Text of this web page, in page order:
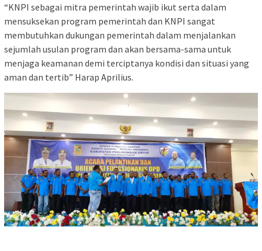
“KNPI sebagai mitra pemerintah wajib ikut serta dalam
mensuksekan program pemerintah dan KNPI sangat
membutuhkan dukungan pemerintah dalam menjalankan
sejumlah usulan program dan akan bersama-sama untuk
menjaga keamanan demi terciptanya kondisi dan situasi yang
aman dan tertib” Harap Aprilius.